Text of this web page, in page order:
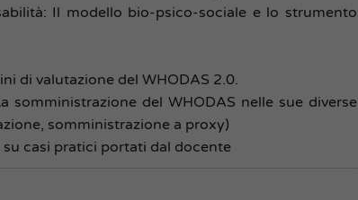
Il modello bio-psico-sociale e lo strumento
di valutazione del WHODAS 2.0.
somministrazione del WHODAS nelle sue diverse
somministrazione a proxy)
su casi pratici portati dal docente